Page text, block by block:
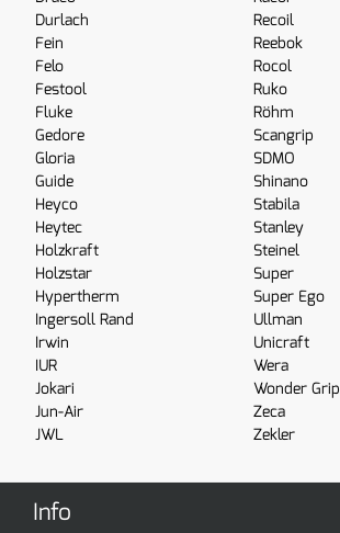
Durlach
Fein
Felo
Festool
Fluke
Gedore
Gloria
Guide
Heyco
Heytec
Holzkraft
Holzstar
Hypertherm
Ingersoll Rand
Irwin
IUR
Jokari
Jun-Air
JWL
Recoil
Reebok
Rocol
Ruko
Röhm
Scangrip
SDMO
Shinano
Stabila
Stanley
Steinel
Super
Super Ego
Ullman
Unicraft
Wera
Wonder Grip
Zeca
Zekler
Info